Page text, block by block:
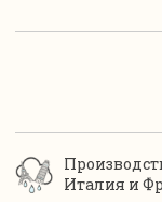
Италия и